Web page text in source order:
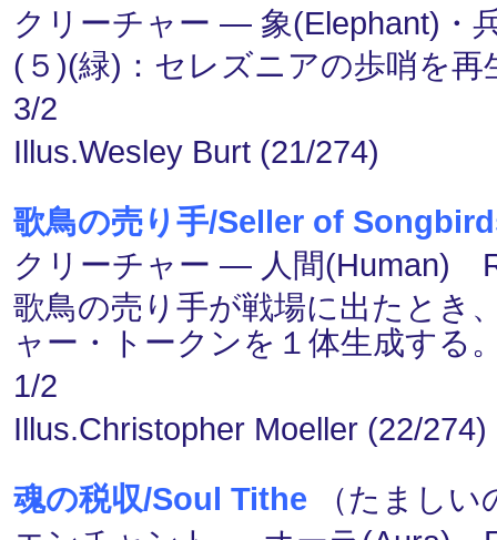
クリーチャー ― 象(Elephant)・
(５)(緑)：セレズニアの歩哨を再
3/2
Illus.Wesley Burt (21/274)
歌鳥の売り手/Seller of
クリーチャー ― 人間(Human)
歌鳥の売り手が戦場に出たとき
ャー・トークンを１体生成する
1/2
Illus.Christopher Moeller (22/274)
魂の税収/Soul Tithe （たまし